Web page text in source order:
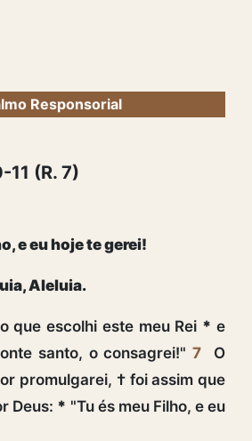
Responsorial
11 (R. 7)
e eu hoje te gerei!
Aleluia.
que escolhi este meu Rei * e
santo, o consagrei!" 7
O
promulgarei, † foi assim que
Deus: * "Tu és meu Filho, e eu